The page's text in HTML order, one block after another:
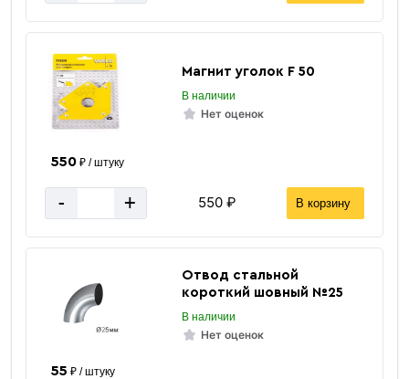
Магнит уголок F 50
В наличии
Нет оценок
550₽ / штуку
- + 550 ₽ В корзину
Отвод стальной
короткий шовный №25
В наличии
Нет оценок
55 ₽ / штуку